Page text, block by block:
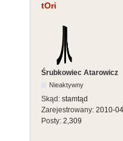
tOri
Śrubkowiec Atarowicz
Nieaktywny
Skąd: stamtąd
Zarejestrowany: 2010-
Posty: 2,309